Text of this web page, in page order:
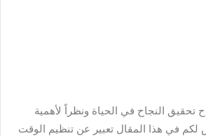
تحقيق النجاح في الحياة ونظراً لأهمية
في هذا المقال تعبير عن تنظيم الوقت